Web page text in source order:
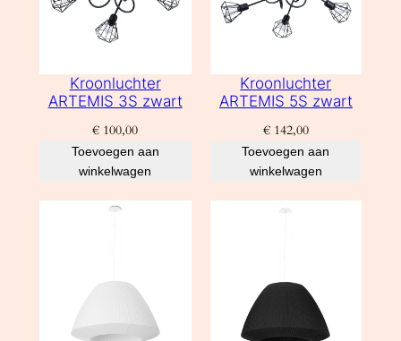
Kroonluchter
ARTEMIS 3S zwart
€ 100,00
Toevoegen aan
winkelwagen
Kroonluchter
ARTEMIS 5S zwart
€142,00
Toevoegen aan
winkelwagen